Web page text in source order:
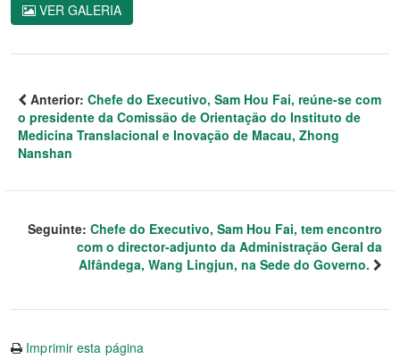
VER GALERIA
Anterior: Chefe do Executivo, Sam Hou Fai, reúne-se com
o presidente da Comissão de Orientação do Instituto de
Medicina Translacional e Inovação de Macau, Zhong
Nanshan
Seguinte: Chefe do Executivo, Sam Hou Fai, tem encontro
com o director-adjunto da Administração Geral da
Alfândega, Wang Lingjun, na Sede do Governo.
Imprimir esta página